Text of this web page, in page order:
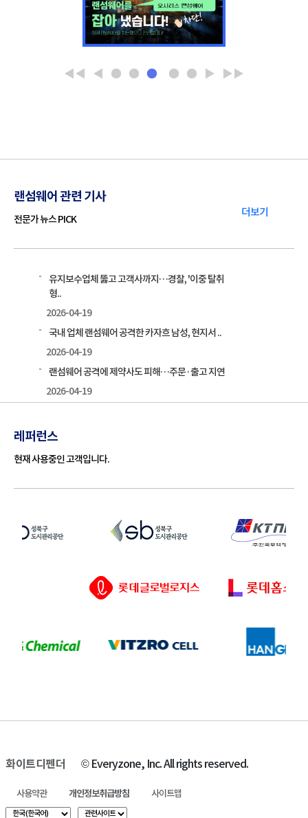
◀◀ ◀ ● ● ● ● ● ▶ ▶▶
랜섬웨어 관련 기사
전문가 뉴스 PICK
더보기
유지보수업체 뚫고 고객사까지…경찰, '이중 탈취
형..
2026-04-19
국내 업체 랜섬웨어 공격한 카자흐 남성, 현지서 ..
2026-04-19
랜섬웨어 공격에 제약사도 피해…주문·출고 지연
2026-04-19
레퍼런스
현재 사용중인 고객입니다.
화이트디펜더 © Everyzone, Inc. All rights reserved.
사용약관 개인정보취급방침 사이트맵